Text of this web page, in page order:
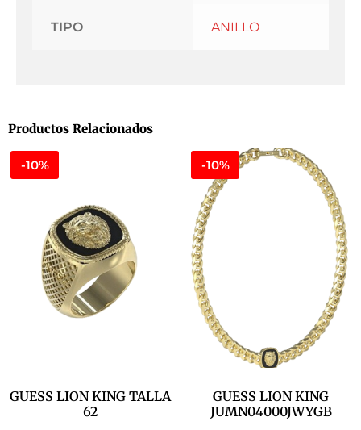
TIPO ANILLO
Productos Relacionados
-10%
GUESS LION KING TALLA
62
-10%
GUESS LION KING
JUMN04000JWYGB